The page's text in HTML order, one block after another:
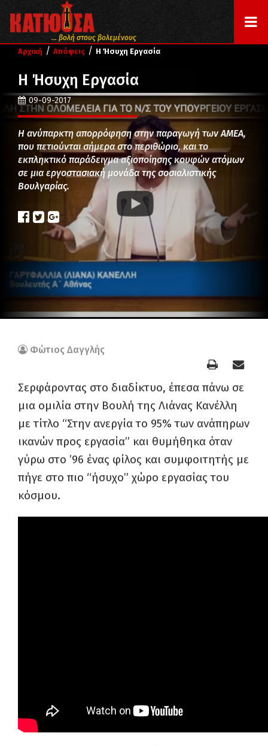
... βολή στους βολεμένους
Αρχική / Απόψεις / Η Ήσυχη Εργασία
Η Ήσυχη Εργασία
09-09-2017
Η ανύπαρκτη απορρόφηση στην παραγωγή των ΑΜΕΑ,
που πετιούνται σήμερα στο περιθώριο, και το
εκπληκτικό παράδειγμα αξιοποίησης κουφών ατόμων
σε μια εργοστασιακή μονάδα της σοσιαλιστικής
Βουλγαρίας.
Φώτιος Δαγγλής
Σερφάροντας στο διαδίκτυο, έπεσα πάνω σε
μια ομιλία στην Βουλή της Λιάνας Κανέλλη
με τίτλο “Στην ανεργία το 95% των ανάπηρων
ικανών προς εργασία” και θυμήθηκα όταν
γύρω στο ’96 ένας φίλος και συμφοιτητής με
πήγε στο πιο “ήσυχο” χώρο εργασίας του
κόσμου.